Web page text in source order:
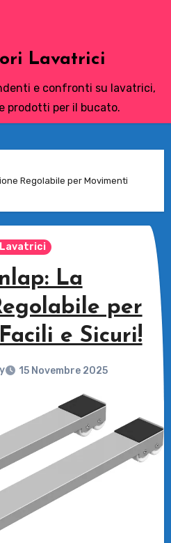
Lavatrici
e confronti su lavatrici,
prodotti per il bucato.
Regolabile per Movimenti
Lavatrici
La
per
e Sicuri!
15 Novembre 2025